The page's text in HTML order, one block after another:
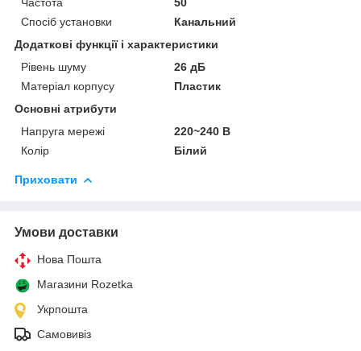
Спосіб установки
Канальний
Додаткові функції і характеристики
Рівень шуму
26 дБ
Матеріал корпусу
Пластик
Основні атрибути
Напруга мережі
220~240 В
Колір
Білий
Приховати
Умови доставки
Нова Пошта
Магазини Rozetka
Укрпошта
Самовивіз